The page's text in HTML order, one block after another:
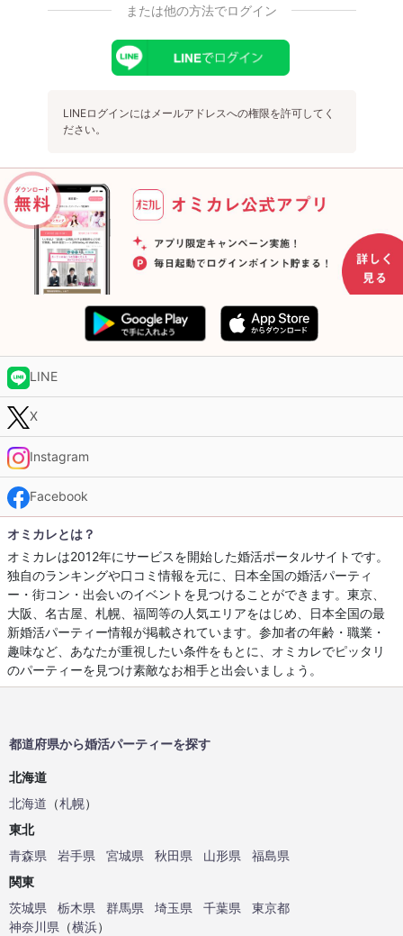
または他の方法でログイン
LINEログインにはメールアドレスへの権限を許可してく
ださい。
LINE
X
Instagram
Facebook
オミカレとは？
オミカレは2012年にサービスを開始した婚活ポータルサイトです。
独自のランキングや口コミ情報を元に、日本全国の婚活パーティ
ー・街コン・出会いのイベントを見つけることができます。東京、
大阪、名古屋、札幌、福岡等の人気エリアをはじめ、日本全国の最
新婚活パーティー情報が掲載されています。参加者の年齢・職業・
趣味など、あなたが重視したい条件をもとに、オミカレでピッタリ
のパーティーを見つけ素敵なお相手と出会いましょう。
都道府県から婚活パーティーを探す
北海道
北海道 （札幌）
東北
青森県
岩手県 宮城県 秋田県 山形県
福島県
関東
茨城県
栃木県 群馬県 埼玉県 千葉県
東京都
神奈川県 （横浜）